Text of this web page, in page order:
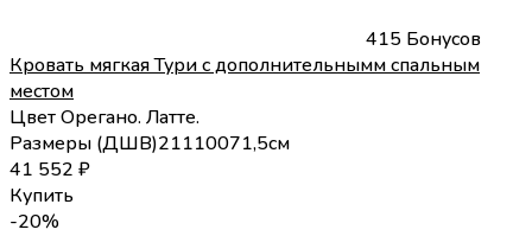
415 Бонусов
Кровать мягкая Тури с дополнительнымм спальным
местом
ЦветОрегано. Латте.
Размеры (ДШВ)21110071,5см
41 552 ₽
Купить
-20%